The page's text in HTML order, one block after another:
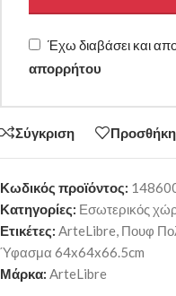
Έχω διαβάσει και
απορρήτου
Σύγκριση Προσθήκη
Κωδικός προϊόντος:
Κατηγορίες: Εσωτερικός
Ετικέτες: ArteLibre, Πουφ
Ύφασμα 64x64x66.5cm
Μάρκα: ArteLibre